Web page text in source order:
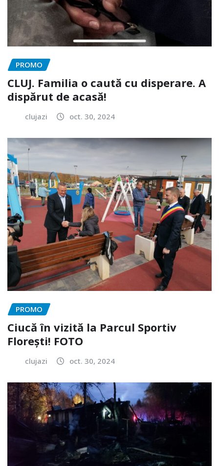
PROMO
CLUJ. Familia o caută cu disperare. A
dispărut de acasă!
clujazi oct. 30, 2024
PROMO
Ciucă în vizită la Parcul Sportiv
Florești! FOTO
clujazi oct. 30, 2024